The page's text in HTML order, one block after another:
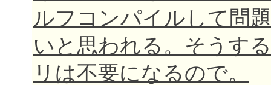
ルフコンパイルして問
いと思われる。そうす
リは不要になるので。